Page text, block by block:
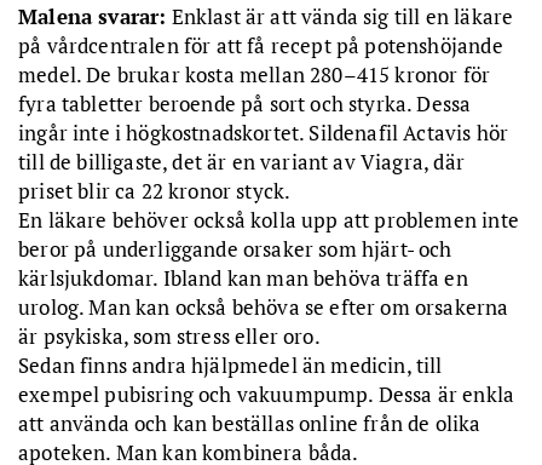
Malena svarar: Enklast är att vända sig till en läkare
på vårdcentralen för att få recept på potenshöjande
medel. De brukar kosta mellan 280–415 kronor för
fyra tabletter beroende på sort och styrka. Dessa
ingår inte i högkostnadskortet. Sildenafil Actavis hör
till de billigaste, det är en variant av Viagra, där
priset blir ca 22 kronor styck.
En läkare behöver också kolla upp att problemen inte
beror på underliggande orsaker som hjärt- och
kärlsjukdomar. Ibland kan man behöva träffa en
urolog. Man kan också behöva se efter om orsakerna
är psykiska, som stress eller oro.
Sedan finns andra hjälpmedel än medicin, till
exempel pubisring och vakuumpump. Dessa är enkla
att använda och kan beställas online från de olika
apoteken. Man kan kombinera båda.